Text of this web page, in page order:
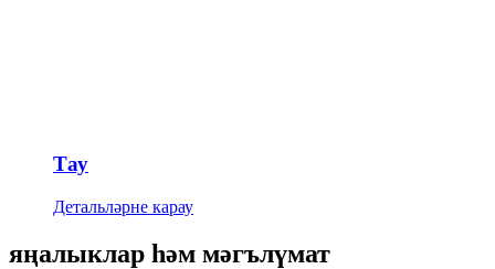
Тау
Детальләрне карау
яңалыклар һәм мәгълүмат